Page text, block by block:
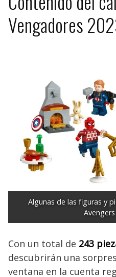
Vengadores
Algunas de las figuras y
Con un total de 243
descubrirán una
ventana en la cuenta